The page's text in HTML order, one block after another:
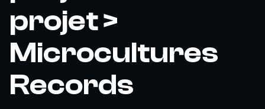
projet >
Microcultures
Records